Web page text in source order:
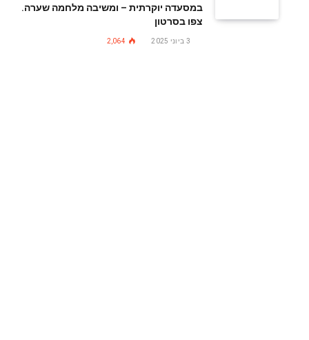
במסעדה יוקרתית – ומשיבה מלחמה שערה.
צפו בסרטון
3 ביוני 2025 2,064